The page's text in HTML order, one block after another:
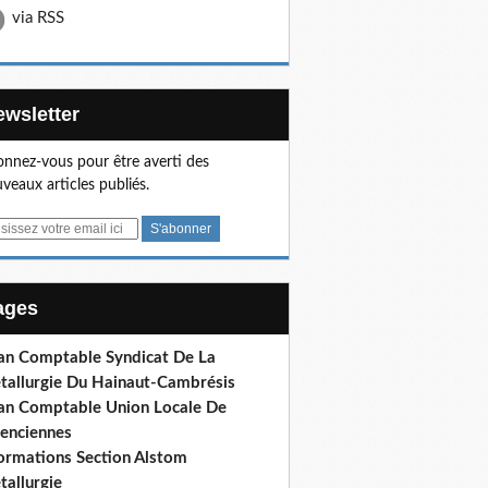
via RSS
vous pour être averti des
articles publiés.
Comptable Syndicat De La
Du Hainaut-Cambrésis
Comptable Union Locale De
Section Alstom